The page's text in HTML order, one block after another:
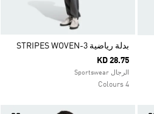
بدلة رياضية 3-STRIPES WOVEN
KD 28.75
الرجال Sportswear
4 Colours